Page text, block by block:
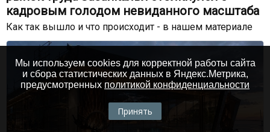
кадровым голодом невиданного масштаба
Как так вышло и что происходит - в нашем материале
Мы используем cookies для корректной работы сайта
и сбора статистических данных в Яндекс.Метрика,
предусмотренных политикой конфиденциальности
Принять